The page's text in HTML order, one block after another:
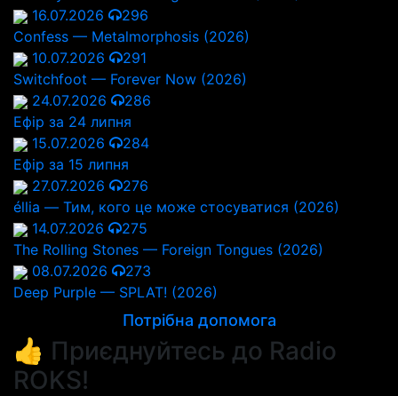
16.07.2026
296
Confess — Metalmorphosis (2026)
10.07.2026
291
Switchfoot — Forever Now (2026)
24.07.2026
286
Ефір за 24 липня
15.07.2026
284
Ефір за 15 липня
27.07.2026
276
éllia — Тим, кого це може стосуватися (2026)
14.07.2026
275
The Rolling Stones — Foreign Tongues (2026)
08.07.2026
273
Deep Purple — SPLAT! (2026)
Потрібна допомога
👍 Приєднуйтесь до Radio
ROKS!